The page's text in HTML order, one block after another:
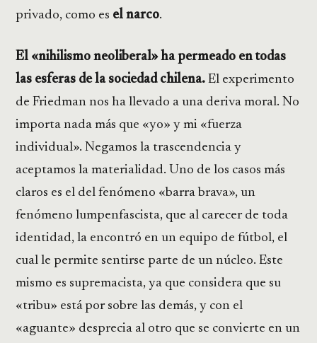
privado, como es el narco.
El «nihilismo neoliberal» ha permeado en todas
las esferas de la sociedad chilena. El experimento
de Friedman nos ha llevado a una deriva moral. No
importa nada más que «yo» y mi «fuerza
individual». Negamos la trascendencia y
aceptamos la materialidad. Uno de los casos más
claros es el del fenómeno «barra brava», un
fenómeno lumpenfascista, que al carecer de toda
identidad, la encontró en un equipo de fútbol, el
cual le permite sentirse parte de un núcleo. Este
mismo es supremacista, ya que considera que su
«tribu» está por sobre las demás, y con el
«aguante» desprecia al otro que se convierte en un